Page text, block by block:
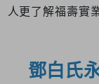
人更了解福壽實
鄧白氏